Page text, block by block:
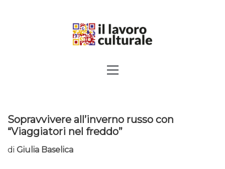
SAPERI, AFFACCIARSI SUL
Menu
Sopravvivere all’inverno russo con
“Viaggiatori nel freddo”
di Giulia Baselica